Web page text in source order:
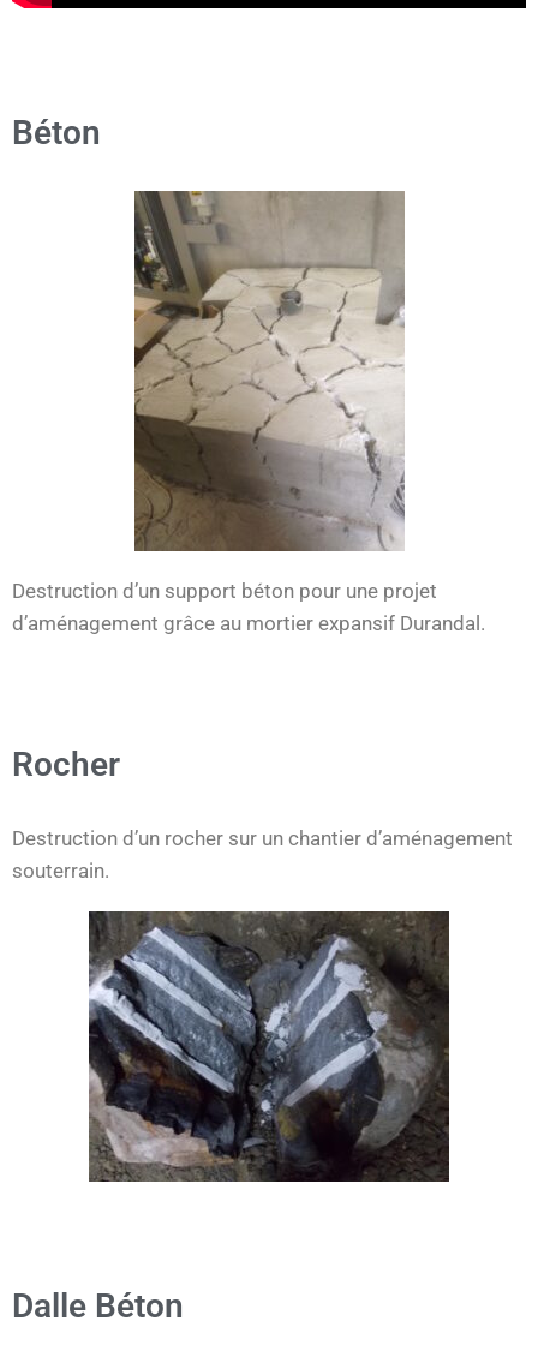
Béton
Destruction d’un support béton pour une projet
d’aménagement grâce au mortier expansif Durandal.
Rocher
Destruction d’un rocher sur un chantier d’aménagement
souterrain.
Dalle Béton